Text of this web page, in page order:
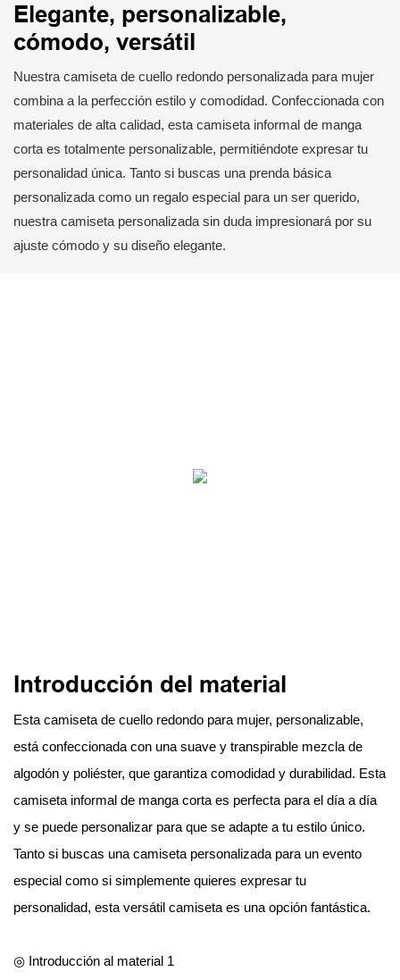
Elegante, personalizable,
cómodo, versátil
Nuestra camiseta de cuello redondo personalizada para mujer
combina a la perfección estilo y comodidad. Confeccionada con
materiales de alta calidad, esta camiseta informal de manga
corta es totalmente personalizable, permitiéndote expresar tu
personalidad única. Tanto si buscas una prenda básica
personalizada como un regalo especial para un ser querido,
nuestra camiseta personalizada sin duda impresionará por su
ajuste cómodo y su diseño elegante.
Introducción del material
Esta camiseta de cuello redondo para mujer, personalizable,
está confeccionada con una suave y transpirable mezcla de
algodón y poliéster, que garantiza comodidad y durabilidad. Esta
camiseta informal de manga corta es perfecta para el día a día
y se puede personalizar para que se adapte a tu estilo único.
Tanto si buscas una camiseta personalizada para un evento
especial como si simplemente quieres expresar tu
personalidad, esta versátil camiseta es una opción fantástica.
◎ Introducción al material 1